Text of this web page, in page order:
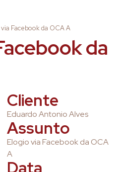
Facebook da OCA A
da
Cliente
Eduardo Antonio Alves
Assunto
Elogio via Facebook da OCA
A